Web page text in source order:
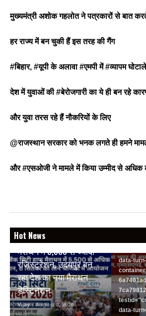
मुख्यमंत्री अशोक गहलोत ने पत्रकारों से बात
हर राज्य में बन चुकी हैं इस तरह की गैंग
#बिहार, #यूपी के अलावा #एमपी में #व्यापम
देश में युवाओं की #बेरोजगारी का ये ही बन रहे
और युवा तरस रहे हैं नौकरियों के लिए
@राजस्थान सरकार को भनक लगते ही हमने
और #एसओजी ने मामले में किया उम्मीद से अधिक
Hot News
वेदांता जिंक सिटी हाफ
मैराथन में 5,500 से ज्यादा
रजिस्ट्रेशन, उदयपुर बन
रहा देश का नया मैराथन
डेस्टिनेशन
Vijay - August 8, 2026
का
data-
data-